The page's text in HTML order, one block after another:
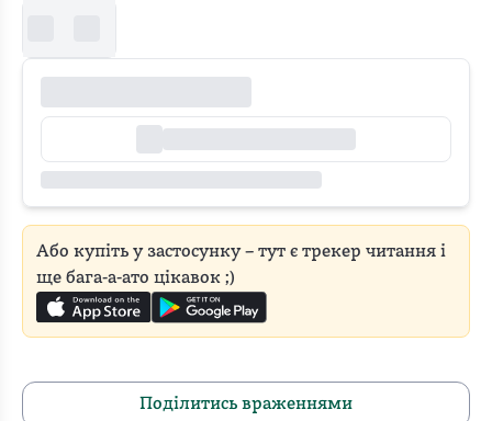
Або купіть у застосунку – тут є трекер читання і
ще бага-а-ато цікавок ;)
Поділитись враженнями